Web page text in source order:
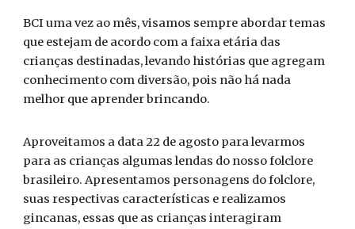
BCI uma vez ao mês, visamos sempre abordar temas
que estejam de acordo com a faixa etária das
crianças destinadas, levando histórias que agregam
conhecimento com diversão, pois não há nada
melhor que aprender brincando.
Aproveitamos a data 22 de agosto para levarmos
para as crianças algumas lendas do nosso folclore
brasileiro. Apresentamos personagens do folclore,
suas respectivas características e realizamos
gincanas, essas que as crianças interagiram